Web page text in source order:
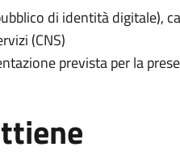
di identità digitale),
(CNS)
prevista per la